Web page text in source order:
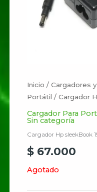
Inicio /Cargadores
Portátil / Cargador
Cargador Para
Sin categoría
Cargador Hp sleekBook
$ 67.000
Agotado